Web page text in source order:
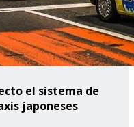
el sistema de
japoneses